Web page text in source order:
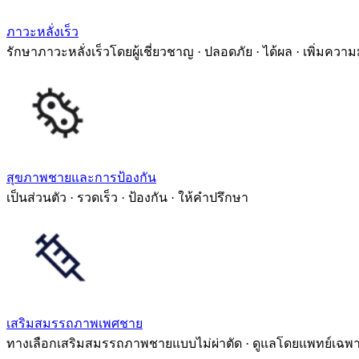
ภาวะหลั่งเร็ว
รักษาภาวะหลั่งเร็วโดยผู้เชี่ยวชาญ · ปลอดภัย · ได้ผล · เพิ่มควา
สุขภาพชายและการป้องกัน
เป็นส่วนตัว · รวดเร็ว · ป้องกัน · ให้คำปรึกษา
เสริมสมรรถภาพเพศชาย
ทางเลือกเสริมสมรรถภาพชายแบบไม่ผ่าตัด · ดูแลโดยแพทย์เฉพ